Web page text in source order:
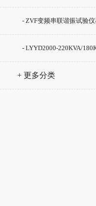
- ZVF变频串联谐振试验仪
- LYYD2000-220KVA/
串联谐振试验
+ 更多分类